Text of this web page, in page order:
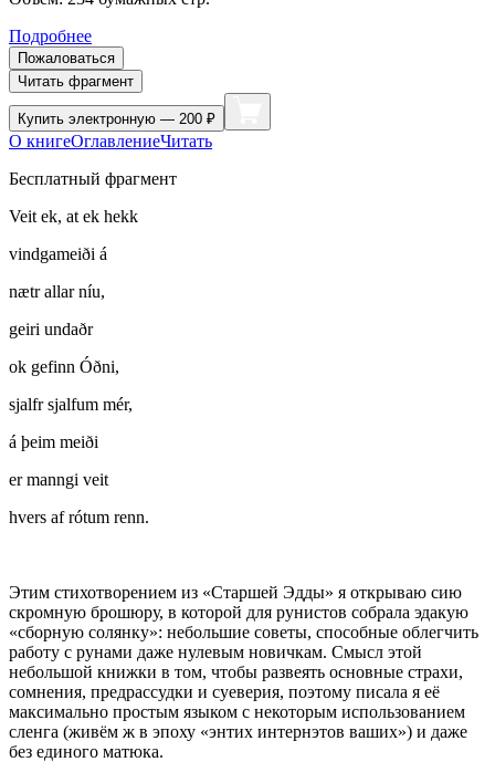
Подробнее
Пожаловаться
Читать фрагмент
Купить электронную — 200 ₽
О книгеОглавлениеЧитать
Бесплатный фрагмент
Veit ek, at ek hekk
vindgameiði á
nætr allar níu,
geiri undaðr
ok gefinn Óðni,
sjalfr sjalfum mér,
á þeim meiði
er manngi veit
hvers af rótum renn.
Этим стихотворением из «Старшей Эдды» я открываю сию
скромную брошюру, в которой для рунистов собрала эдакую
«сборную солянку»: небольшие советы, способные облегчить
работу с рунами даже нулевым новичкам. Смысл этой
небольшой книжки в том, чтобы развеять основные страхи,
сомнения, предрассудки и суеверия, поэтому писала я её
максимально простым языком с некоторым использованием
сленга (живём ж в эпоху «энтих интернэтов ваших») и даже
без единого матюка.